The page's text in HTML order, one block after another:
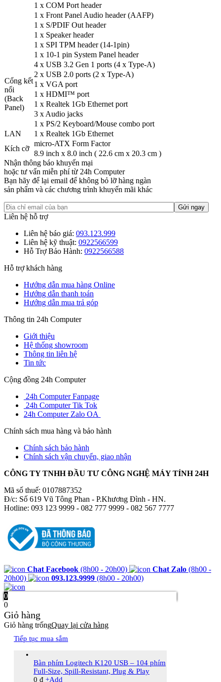
1 x COM Port header
1 x Front Panel Audio header (AAFP)
1 x S/PDIF Out header
1 x Speaker header
1 x SPI TPM header (14-1pin)
1 x 10-1 pin System Panel header
Cổng kết
nối
(Back
Panel)
4 x USB 3.2 Gen 1 ports (4 x Type-A)
2 x USB 2.0 ports (2 x Type-A)
1 x VGA port
1 x HDMI™ port
1 x Realtek 1Gb Ethernet port
3 x Audio jacks
1 x PS/2 Keyboard/Mouse combo port
LAN
1 x Realtek 1Gb Ethernet
Kích cỡ
micro-ATX Form Factor
8.9 inch x 8.0 inch ( 22.6 cm x 20.3 cm )
Nhận thông báo khuyến mại
hoặc tư vấn miễn phí từ 24h Computer
Bạn hãy để lại email để không bỏ lỡ hàng ngàn
sản phẩm và các chương trình khuyến mãi khác
Liên hệ hỗ trợ
Liên hệ báo giá: 093.123.999
Liên hệ kỹ thuật: 0922566599
Hỗ Trợ Bảo Hành: 0922566588
Hỗ trợ khách hàng
Hướng dẫn mua hàng Online
Hướng dẫn thanh toán
Hướng dẫn mua trả góp
Thông tin 24h Computer
Giới thiệu
Hệ thống showroom
Thông tin liên hệ
Tin tức
Cộng đồng 24h Computer
24h Computer Fanpage
24h Computer Tik Tok
24h Computer Zalo OA
Chính sách mua hàng và bảo hành
Chính sách bảo hành
Chính sách vận chuyển, giao nhận
CÔNG TY TNHH ĐẦU TƯ CÔNG NGHỆ MÁY TÍNH 24H
Mã số thuế: 0107887352
Đ/c: Số 619 Vũ Tông Phan - P.Khương Đình - HN.
Hotline: 093 123 9999 - 082 777 9999 - 082 567 7777
Chat Facebook (8h00 - 20h00) Chat Zalo (8h00 -
20h00)
093.123.9999 (8h00 - 20h00)
0
0
Giỏ hàng
Giỏ hàng trốngQuay lại cửa hàng
Tiếp tục mua sắm
Bàn phím Logitech K120 USB – 104 phím
Full-Size, Spill-Resistant, Plug & Play
0 ₫ +Add